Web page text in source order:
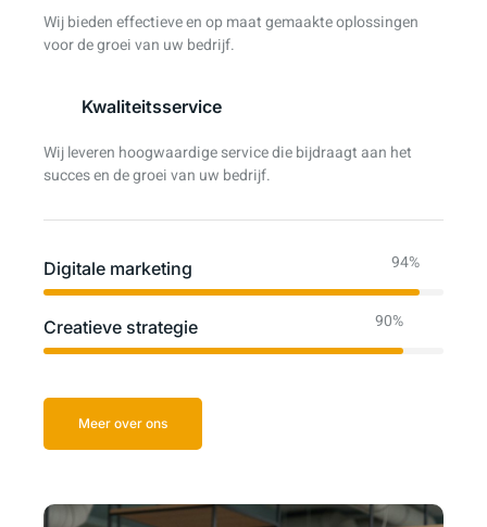
Wij bieden effectieve en op maat gemaakte oplossingen
voor de groei van uw bedrijf.
Kwaliteitsservice
Wij leveren hoogwaardige service die bijdraagt aan het
succes en de groei van uw bedrijf.
Digitale marketing 94%
Creatieve strategie 90%
Meer over ons